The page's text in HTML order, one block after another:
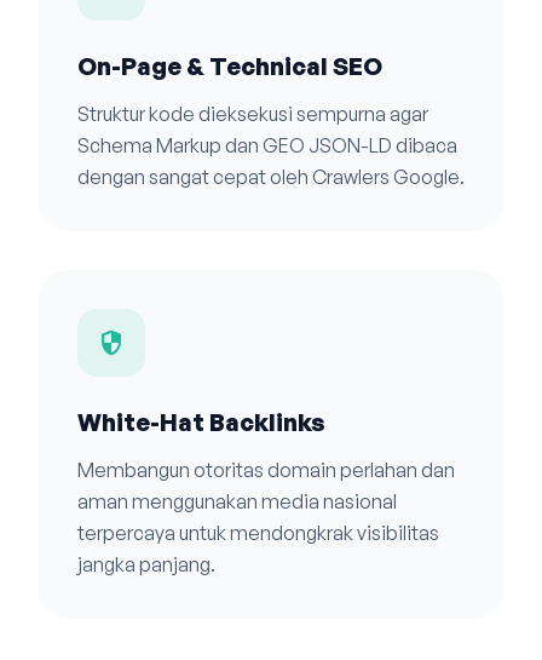
On-Page & Technical SEO
Struktur kode dieksekusi sempurna agar
Schema Markup dan GEO JSON-LD dibaca
dengan sangat cepat oleh Crawlers Google.
security
White-Hat Backlinks
Membangun otoritas domain perlahan dan
aman menggunakan media nasional
terpercaya untuk mendongkrak visibilitas
jangka panjang.